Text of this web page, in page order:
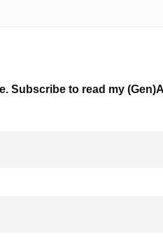
Subscribe to read my